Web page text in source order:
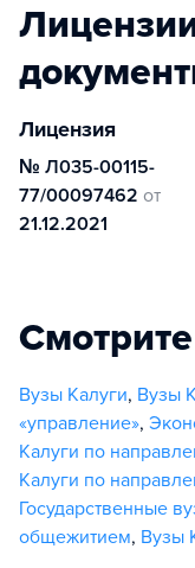
Лицензия
№ Л035-00115-
77/00097462 от
21.12.2021
Вузы Калуги, Вузы
«управление»,
Калуги по
Калуги по
Государственные
общежитием, Вузы